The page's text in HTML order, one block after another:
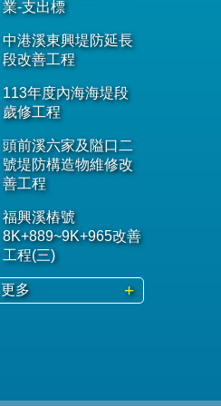
業-支出標
中港溪東興堤防延長
段改善工程
113年度內海海堤段
歲修工程
頭前溪六家及隘口二
號堤防構造物維修改
善工程
福興溪樁號
8K+889~9K+965改善
工程(三)
更多